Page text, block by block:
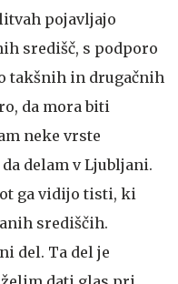
pojavljajo
središč, s podporo
takšnih in drugačnih
da mora biti
neke vrste
delam v Ljubljani.
ga vidijo tisti, ki
središčih.
del. Ta del je